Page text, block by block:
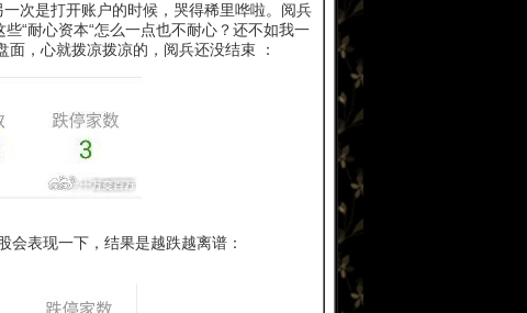
次是打开账户的时候，哭得稀里哗啦。阅兵
“耐心资本“怎么一点也不耐心？还不如我一
，心就拨凉拨凉的，阅兵还没结束 ：
会表现一下，结果是越跌越离谱：